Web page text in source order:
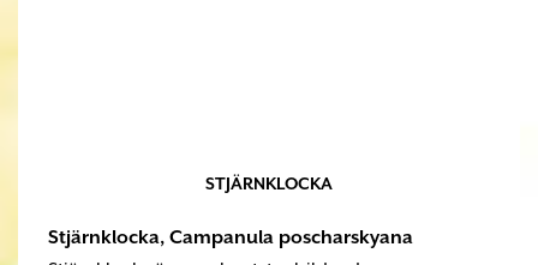
STJÄRNKLOCKA
Stjärnklocka, Campanula poscharskyana